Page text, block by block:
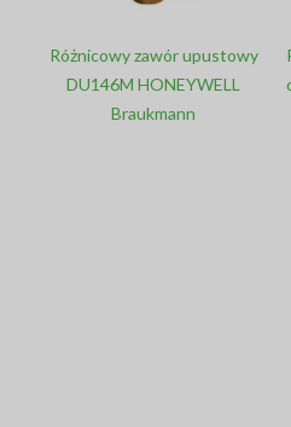
Różnicowy zawór upustowy
DU146M HONEYWELL
Braukmann